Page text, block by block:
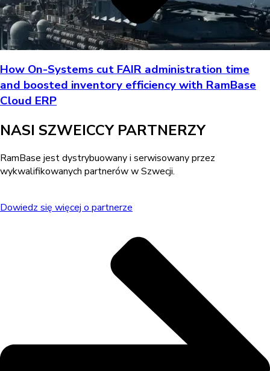
How On-Systems cut FAIR administration time
and boosted inventory efficiency with RamBase
Cloud ERP
NASI SZWEICCY PARTNERZY
RamBase jest dystrybuowany i serwisowany przez
wykwalifikowanych partnerów w Szwecji.
Dowiedz się więcej o partnerze